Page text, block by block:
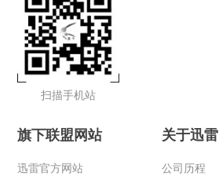
扫描手机站
旗下联盟网站
迅雷官方网站
关于迅雷
公司历程